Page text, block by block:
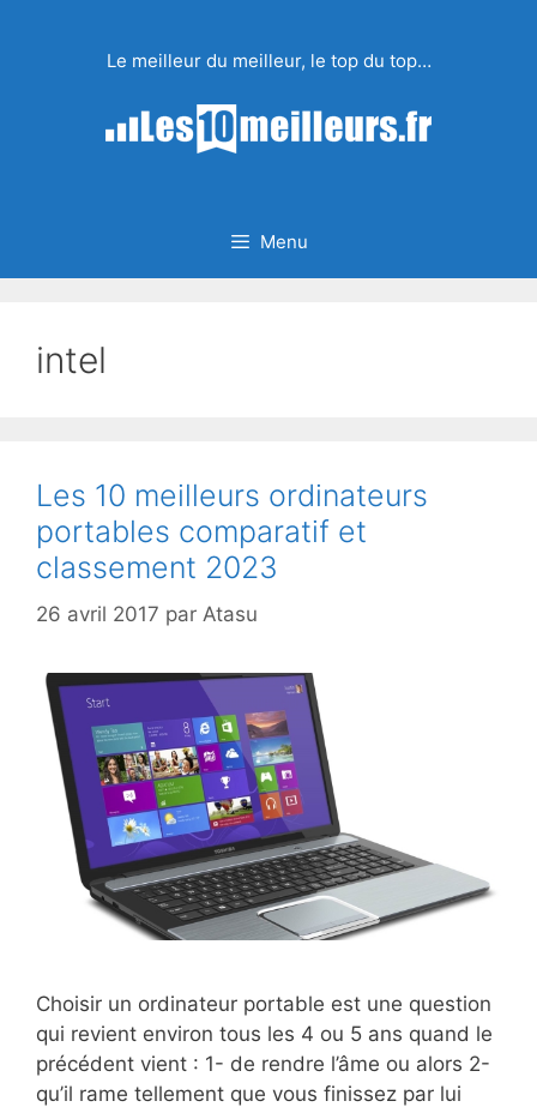
Le meilleur du meilleur, le top du top…
Menu
intel
Les 10 meilleurs ordinateurs
portables comparatif et
classement 2023
26 avril 2017 par Atasu
Choisir un ordinateur portable est une question
qui revient environ tous les 4 ou 5 ans quand le
précédent vient : 1- de rendre l’âme ou alors 2-
qu’il rame tellement que vous finissez par lui